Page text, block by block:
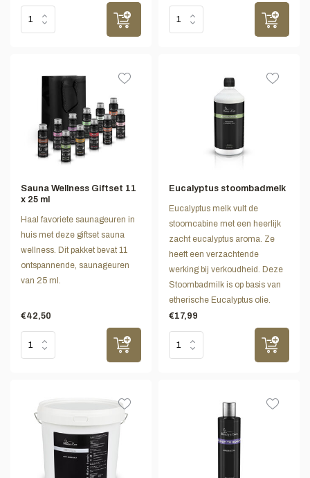
Sauna Wellness Giftset 11
x 25 ml
Haal favoriete saunageuren in
huis met deze giftset sauna
wellness. Dit pakket bevat 11
ontspannende, saunageuren
van 25 ml.
€42,50
Eucalyptus stoombadmelk
Eucalyptus melk vult de
stoomcabine met een heerlijk
zacht eucalyptus aroma. Ze
heeft een verzachtende
werking bij verkoudheid. Deze
Stoombadmilk is op basis van
etherische Eucalyptus olie.
€17,99